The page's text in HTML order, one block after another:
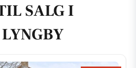
SALG I